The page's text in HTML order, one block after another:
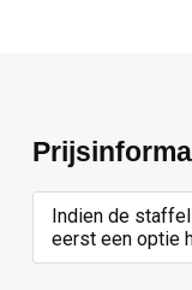
Indien de
eerst een optie